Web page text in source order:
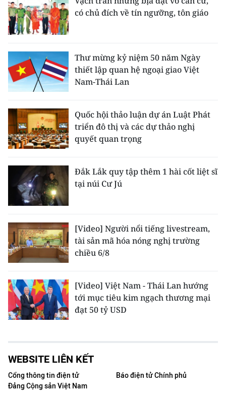
có chủ đích về tín ngưỡng, tôn giáo
Thư mừng kỷ niệm 50 năm Ngày
thiết lập quan hệ ngoại giao Việt
Nam-Thái Lan
Quốc hội thảo luận dự án Luật Phát
triển đô thị và các dự thảo nghị
quyết quan trọng
Đắk Lắk quy tập thêm 1 hài cốt liệt sĩ
tại núi Cư Jú
[Video] Người nổi tiếng livestream,
tài sản mã hóa nóng nghị trường
chiều 6/8
[Video] Việt Nam - Thái Lan hướng
tới mục tiêu kim ngạch thương mại
đạt 50 tỷ USD
WEBSITE LIÊN KẾT
Cổng thông tin điện tử
Đảng Cộng sản Việt Nam
Báo điện tử Chính phủ